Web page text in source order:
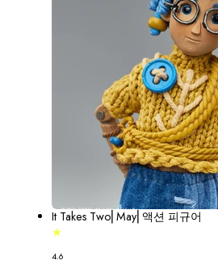
It Takes Two⎢May⎢액션 피규어
4.6